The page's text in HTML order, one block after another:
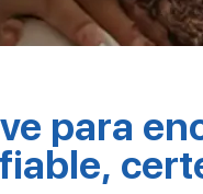
para